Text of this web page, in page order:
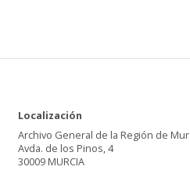
Localización
Archivo General de la Región de
Avda. de los Pinos, 4
30009 MURCIA